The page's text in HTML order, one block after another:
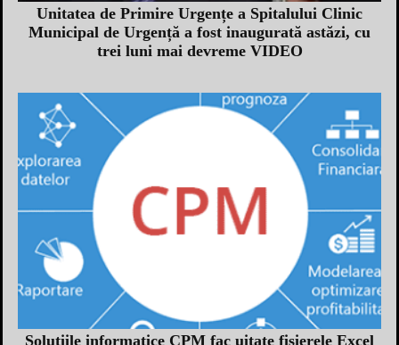
Unitatea de Primire Urgențe a Spitalului Clinic
Municipal de Urgență a fost inaugurată astăzi, cu
trei luni mai devreme VIDEO
Soluțiile informatice CPM fac uitate fişierele Excel